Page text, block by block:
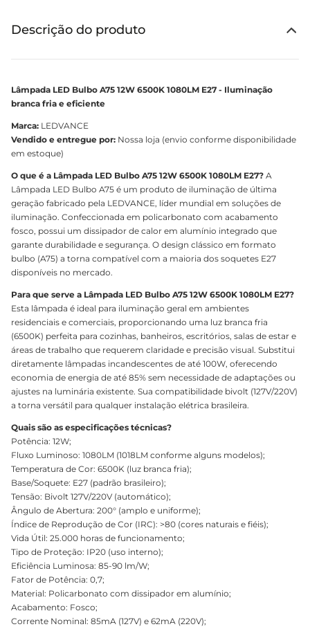
Descrição do produto
Lâmpada LED Bulbo A75 12W 6500K 1080LM E27 - Iluminação
branca fria e eficiente
Marca: LEDVANCE
Vendido e entregue por: Nossa loja (envio conforme disponibilidade
em estoque)
O que é a Lâmpada LED Bulbo A75 12W 6500K 1080LM E27? A
Lâmpada LED Bulbo A75 é um produto de iluminação de última
geração fabricado pela LEDVANCE, líder mundial em soluções de
iluminação. Confeccionada em policarbonato com acabamento
fosco, possui um dissipador de calor em alumínio integrado que
garante durabilidade e segurança. O design clássico em formato
bulbo (A75) a torna compatível com a maioria dos soquetes E27
disponíveis no mercado.
Para que serve a Lâmpada LED Bulbo A75 12W 6500K 1080LM E27?
Esta lâmpada é ideal para iluminação geral em ambientes
residenciais e comerciais, proporcionando uma luz branca fria
(6500K) perfeita para cozinhas, banheiros, escritórios, salas de estar e
áreas de trabalho que requerem claridade e precisão visual. Substitui
diretamente lâmpadas incandescentes de até 100W, oferecendo
economia de energia de até 85% sem necessidade de adaptações ou
ajustes na luminária existente. Sua compatibilidade bivolt (127V/220V)
a torna versátil para qualquer instalação elétrica brasileira.
Quais são as especificações técnicas?
Potência: 12W;
Fluxo Luminoso: 1080LM (1018LM conforme alguns modelos);
Temperatura de Cor: 6500K (luz branca fria);
Base/Soquete: E27 (padrão brasileiro);
Tensão: Bivolt 127V/220V (automático);
Ângulo de Abertura: 200° (amplo e uniforme);
Índice de Reprodução de Cor (IRC): >80 (cores naturais e fiéis);
Vida Útil: 25.000 horas de funcionamento;
Tipo de Proteção: IP20 (uso interno);
Eficiência Luminosa: 85-90 lm/W;
Fator de Potência: 0,7;
Material: Policarbonato com dissipador em alumínio;
Acabamento: Fosco;
Corrente Nominal: 85mA (127V) e 62mA (220V);